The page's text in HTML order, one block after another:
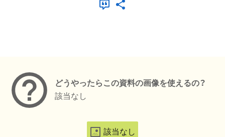
どうやったらこの資料の画像を使えるの？
該当なし
該当なし